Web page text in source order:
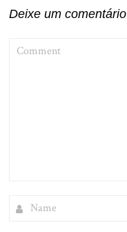
Deixe um comentário